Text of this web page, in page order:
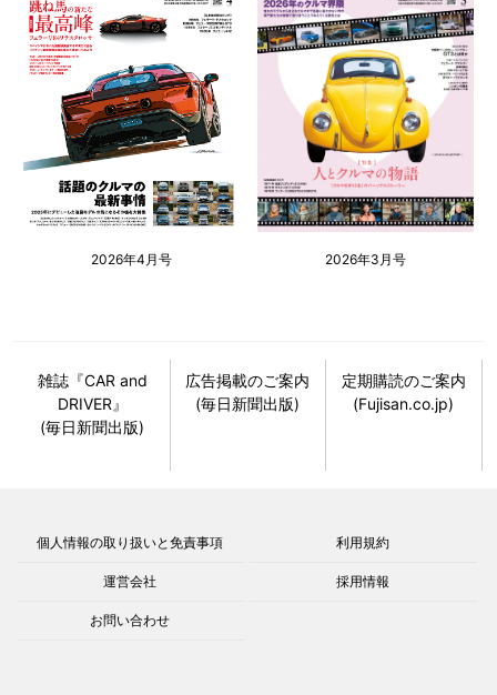
2026年4月号 2026年3月号
雑誌『CAR and
DRIVER』
(毎日新聞出版)
広告掲載のご案内
(毎日新聞出版)
定期購読のご案内
(Fujisan.co.jp)
個人情報の取り扱いと免責事項 利用規約
運営会社 採用情報
お問い合わせ